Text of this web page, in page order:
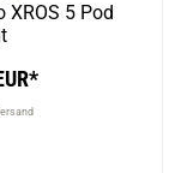
XROS 5 Pod